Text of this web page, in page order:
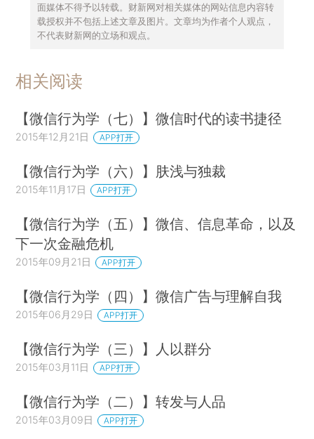
面媒体不得予以转载。财新网对相关媒体的网站信息内容转
载授权并不包括上述文章及图片。文章均为作者个人观点，
不代表财新网的立场和观点。
相关阅读
【微信行为学（七）】微信时代的读书捷径
2015年12月21日 APP打开
【微信行为学（六）】肤浅与独裁
2015年11月17日 APP打开
【微信行为学（五）】微信、信息革命，以及
下一次金融危机
2015年09月21日 APP打开
【微信行为学（四）】微信广告与理解自我
2015年06月29日 APP打开
【微信行为学（三）】人以群分
2015年03月11日 APP打开
【微信行为学（二）】转发与人品
2015年03月09日 APP打开